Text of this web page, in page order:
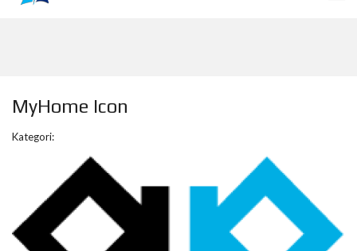
MyHome Icon
Kategori: